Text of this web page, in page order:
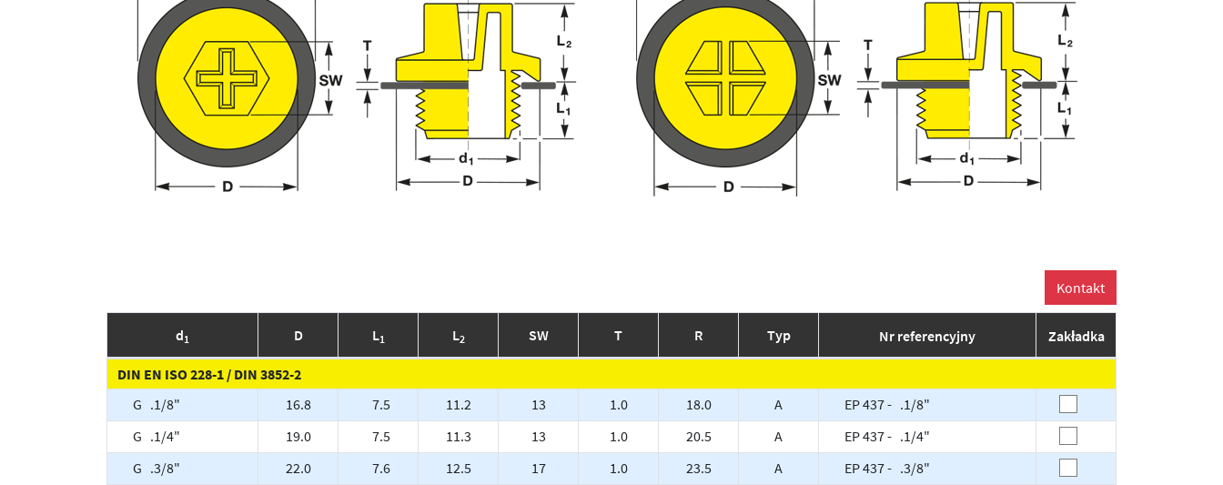
d1 D L1 L2 SW T R Typ Nr referencyjny Zakładka
DIN EN ISO 228-1 / DIN 3852-2
G .1/8"
16.8 7.5 11.2 13 1.0 18.0 A
EP 437 - .1/8"
G .1/4"
19.0 7.5 11.3 13 1.0 20.5 A
EP 437 - .1/4"
G .3/8"
22.0 7.6 12.5 17 1.0 23.5 A
EP 437 - .3/8"